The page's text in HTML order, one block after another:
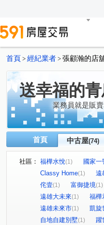
首頁 > 經紀業者 > 張顧瀚的店
送幸福的
業務員就是販
首頁 中古屋(74)
社區： 福樺水悅(1) 國家一
Classy Home(1) 遠
侘壹(1) 富御捷境(1)
遠雄大未來(1) 福樺
遠雄未來市(1) 凱旋
自地自建別墅(1) 躍